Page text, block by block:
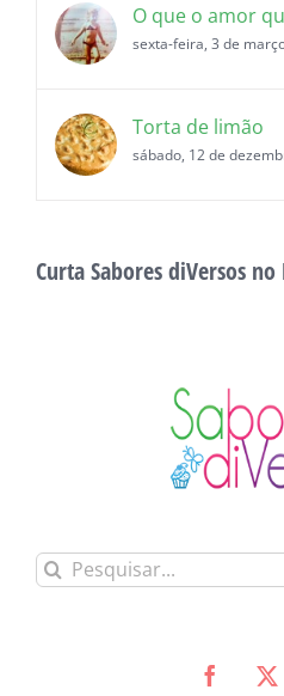
O que o amor
sexta-feira, 3 de
Torta de limão
sábado, 12 de
Curta Sabores diVersos no
Buscar